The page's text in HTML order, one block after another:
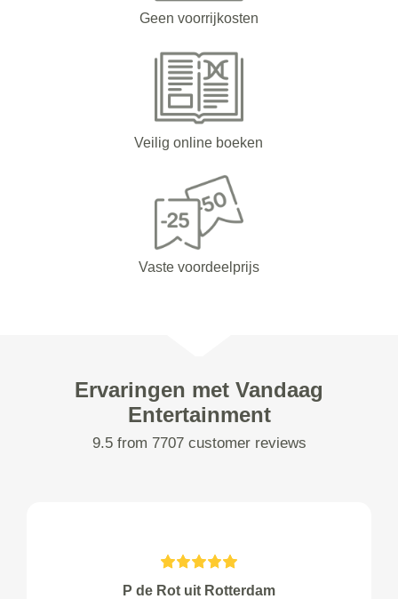
Geen voorrijkosten
Veilig online boeken
Vaste voordeelprijs
Ervaringen met Vandaag
Entertainment
9.5 from 7707 customer reviews
P de Rot uit Rotterdam